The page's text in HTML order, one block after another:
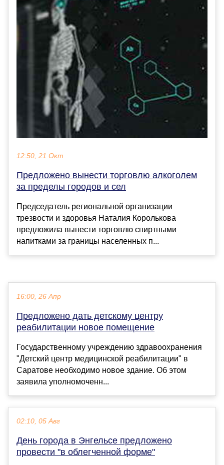
12:50, 21 Окт
Предложено вынести торговлю алкоголем
за пределы городов и сел
Председатель региональной организации
трезвости и здоровья Наталия Королькова
предложила вынести торговлю спиртными
напитками за границы населенных п...
16:00, 26 Апр
Предложено дать детскому центру
реабилитации новое помещение
Государственному учреждению здравоохранения
"Детский центр медицинской реабилитации" в
Саратове необходимо новое здание. Об этом
заявила уполномоченн...
02:10, 05 Авг
День города в Энгельсе предложено
провести "в облегченной форме"